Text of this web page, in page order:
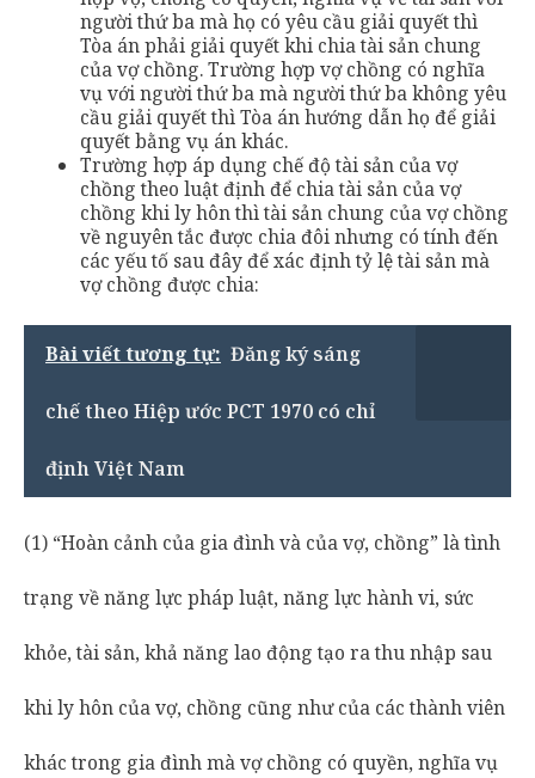
người thứ ba mà họ có yêu cầu giải quyết thì
Tòa án phải giải quyết khi chia tài sản chung
của vợ chồng. Trường hợp vợ chồng có nghĩa
vụ với người thứ ba mà người thứ ba không yêu
cầu giải quyết thì Tòa án hướng dẫn họ để giải
quyết bằng vụ án khác.
Trường hợp áp dụng chế độ tài sản của vợ
chồng theo luật định để chia tài sản của vợ
chồng khi ly hôn thì tài sản chung của vợ chồng
về nguyên tắc được chia đôi nhưng có tính đến
các yếu tố sau đây để xác định tỷ lệ tài sản mà
vợ chồng được chia:
Bài viết tương tự: Đăng ký sáng
chế theo Hiệp ước PCT 1970 có chỉ
định Việt Nam
(1) “Hoàn cảnh của gia đình và của vợ, chồng” là tình
trạng về năng lực pháp luật, năng lực hành vi, sức
khỏe, tài sản, khả năng lao động tạo ra thu nhập sau
khi ly hôn của vợ, chồng cũng như của các thành viên
khác trong gia đình mà vợ chồng có quyền, nghĩa vụ